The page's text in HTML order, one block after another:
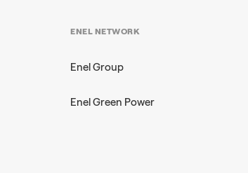
ENEL NETWORK
Enel Group
Enel Green Power